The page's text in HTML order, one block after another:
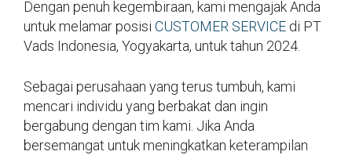
Dengan penuh kegembiraan, kami mengajak Anda
untuk melamar posisi CUSTOMER SERVICE di PT
Vads Indonesia, Yogyakarta, untuk tahun 2024.
Sebagai perusahaan yang terus tumbuh, kami
mencari individu yang berbakat dan ingin
bergabung dengan tim kami. Jika Anda
bersemangat untuk meningkatkan keterampilan